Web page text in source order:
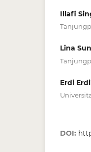
Illafi
Lina
Erdi Erdi
DOI: